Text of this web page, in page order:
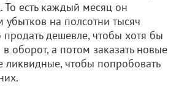
То есть каждый месяц он
убытков на полсотни тысяч
дешевле, чтобы хотя бы
в оборот, а потом заказать новые
ликвидные, чтобы попробовать